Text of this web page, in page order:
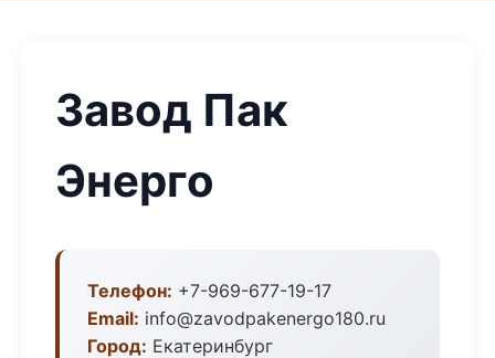
Завод Пак
Энерго
Телефон: +7-969-677-19-17
Email: info@zavodpakenergo180.ru
Город: Екатеринбург